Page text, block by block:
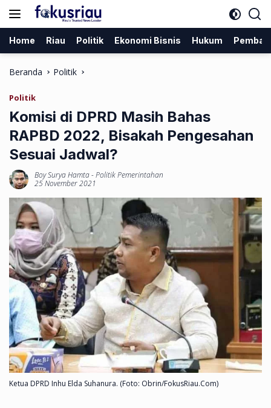
Langsung
Home Riau Politik Ekonomi Bisnis Hukum
Beranda Politik
Politik
Komisi di DPRD Masih Bahas
RAPBD 2022, Bisakah Pengesahan
Sesuai Jadwal?
Boy Surya Hamta-Politik Pemerintahan
25 November 2021
Ketua DPRD Inhu Elda Suhanura. (Foto: Obrin/FokusRiau.Com)